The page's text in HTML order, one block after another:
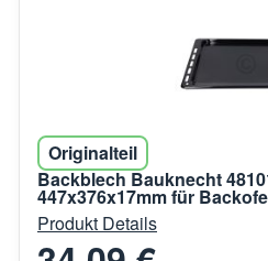
Originalteil
Backblech Bauknecht
447x376x17mm für
Produkt Details